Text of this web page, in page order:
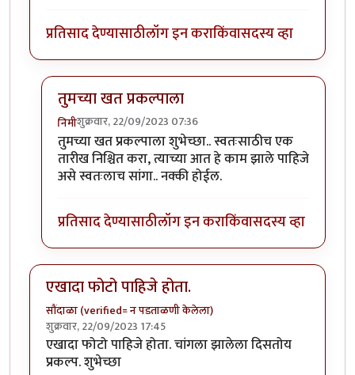
प्रतिसाद देण्यासाठीलॉग इन कराकिंवासदस्य व्हा
तुमच्या खत प्रकल्पाला
निमीशुक्रवार, 22/09/2023 07:36
In reply toकौतुक!byBhakti
तुमच्या खत प्रकल्पाला शुभेच्छा.. स्वतःसाठीच एक
तारीख निश्चित करा, त्याच्या आत हे काम झाले पाहिजे
असे स्वतःलाच सांगा.. नक्की होईल.
प्रतिसाद देण्यासाठीलॉग इन कराकिंवासदस्य व्हा
एखादा फोटो पाहिजे होता.
सौंदाळा (verified= न पडताळणी केलेला)
शुक्रवार, 22/09/2023 17:45
एखादा फोटो पाहिजे होता. चांगला झालेला दिसतोय
प्रकल्प. शुभेच्छा